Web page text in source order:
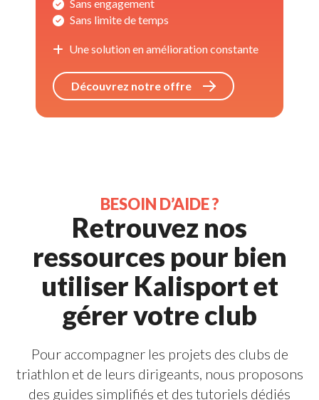
Sans engagement
Sans limite de temps
Une solution en amélioration constante
Découvrez notre offre
BESOIN D’AIDE ?
Retrouvez nos
ressources pourbien
utiliser Kalisport et
gérer votre club
Pour accompagner les projets des clubs de
triathlon et de leurs dirigeants, nous proposons
des guides simplifiés et des tutoriels dédiés